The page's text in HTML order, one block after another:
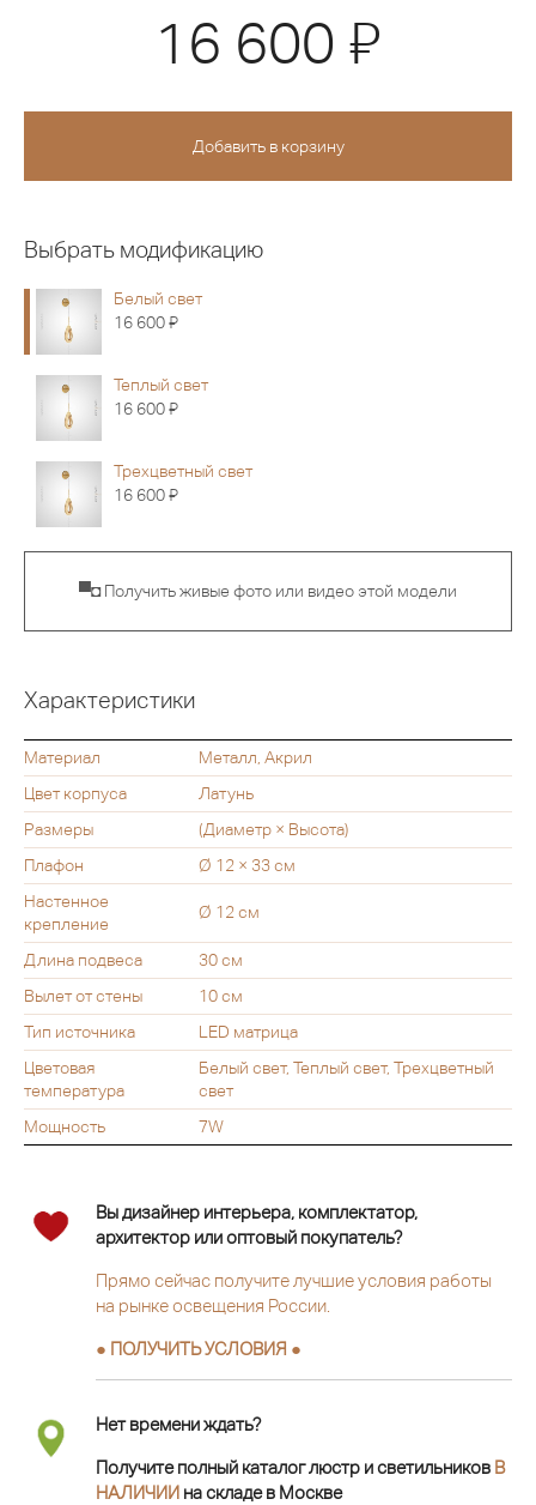
16 600 Я
Выбрать модификацию
Белый свет
16 600Я
Теплый свет
16 600Я
Трехцветный свет
16 600Я
▀◘ Получить живые фото или видео этой модели
Характеристики
Материал
Металл, Акрил
Цвет корпуса
Латунь
Размеры
(Диаметр × Высота)
Плафон
Ø 12 × 33 см
Настенное
крепление
Ø 12 см
Длина подвеса
30 см
Вылет от стены
10 см
Тип источника
LED матрица
Цветовая
температура
Белый свет, Теплый свет, Трехцветный
свет
Мощность
7W
Вы дизайнер интерьера, комплектатор,
архитектор или оптовый покупатель?
Прямо сейчас получите лучшие условия работы
на рынке освещения России.
● ПОЛУЧИТЬ УСЛОВИЯ ●
Нет времени ждать?
Получите полный каталог люстр и светильников В
НАЛИЧИИ на складе в Москве